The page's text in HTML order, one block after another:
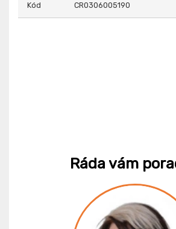
Kód CR0306005190
Ráda vám